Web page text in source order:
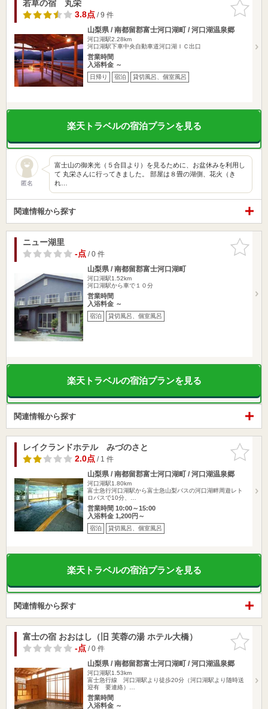
お気に入
りに追加
若草の宿 丸栄
3.8点/ 9 件
山梨県 / 南都留郡富士河口湖町 / 河口湖温泉郷
河口湖駅2.28km
河口湖駅下車中央自動車道河口湖ＩＣ出口
営業時間
入浴料金 ～
日帰り 宿泊 貸切風呂、個室風呂
楽天トラベルの宿泊プランを見る
匿名
富士山の御来光（５合目より）を見るために、お盆休みを利用し
て 丸栄さんに行ってきました。 部屋は８畳の湖側、花火（き
れ…
関連情報から探す
お気に入
りに追加
ニュー湖里
-点/ 0 件
山梨県 / 南都留郡富士河口湖町
河口湖駅1.52km
河口湖駅から車で１０分
営業時間
入浴料金 ～
宿泊 貸切風呂、個室風呂
楽天トラベルの宿泊プランを見る
関連情報から探す
お気に入
りに追加
レイクランドホテル みづのさと
2.0点/ 1 件
山梨県 / 南都留郡富士河口湖町 / 河口湖温泉郷
河口湖駅1.80km
富士急行河口湖駅から富士急山梨バスの河口湖畔周遊レト
ロバスで10分、…
営業時間 10:00～15:00
入浴料金 1,200円～
宿泊 貸切風呂、個室風呂
楽天トラベルの宿泊プランを見る
関連情報から探す
お気に入
りに追加
富士の宿 おおはし（旧 芙蓉の湯 ホテル大橋）
-点/ 0 件
山梨県 / 南都留郡富士河口湖町 / 河口湖温泉郷
河口湖駅1.53km
富士急行線 河口湖駅より徒歩20分（河口湖駅より随時送
迎有 要連絡）…
営業時間
入浴料金 ～